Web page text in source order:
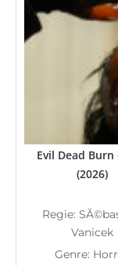
Evil Dead Burn
(2026)
Regie:
Vanicek
Genre: